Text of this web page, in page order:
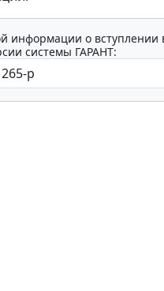
информации о
системы ГАРАНТ: